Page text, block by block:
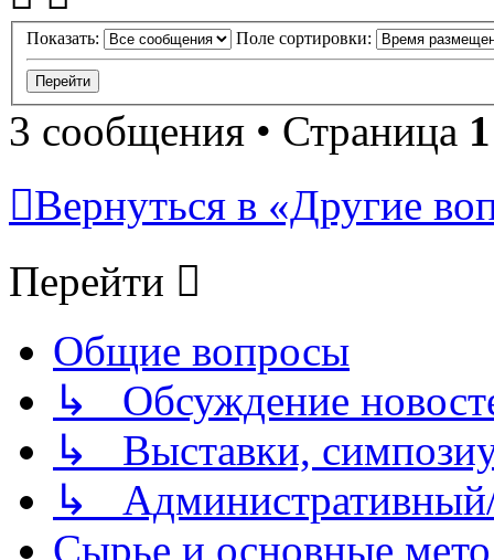
Показать: Поле сортировки:
3 сообщения • Страница 1
Вернуться в «Другие
Перейти
Общие вопросы
↳ Обсуждение
↳ Выставки,
↳
Сырье и основные